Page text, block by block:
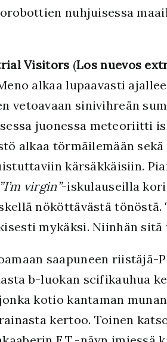
nuhjuisessa
Visitors (Los nuevos
alkaa lupaavasti
vetoavaan sinivihreän
juonessa meteoriitti
alkaa törmäilemään
kärsäkkäisiin.
”I’m virgin”-iskulauseilla
nököttävästä
mykäksi. Niinhän
saapuneen riistäjä-
b-luokan scifikauhua
kotio kantaman
kertoo. Toinen